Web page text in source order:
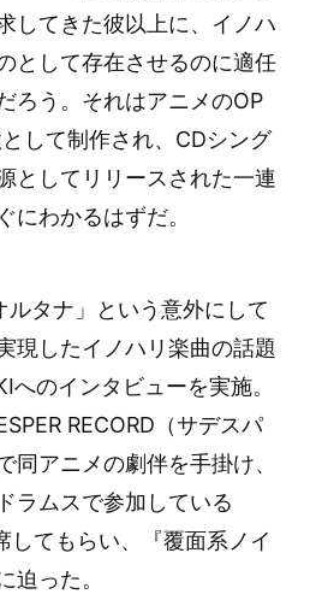
してきた彼以上に、イノハ
として存在させるのに適任
ろう。それはアニメのOP
して制作され、CDシング
としてリリースされた一連
にわかるはずだ。
タナ」という意外にして
現したイノハリ楽曲の話題
へのインタビューを実施。
RECORD（サデスパ
同アニメの劇伴を手掛け、
ラムスで参加している
してもらい、『覆面系ノイ
迫った。